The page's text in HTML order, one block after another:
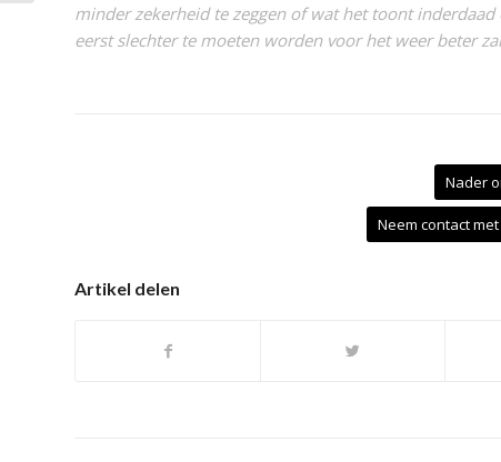
minder zekerheid te zeggen of wat het toont inderdaad
eerst slechter te moeten worden voor het weer beter
Nader
Neem contact
Artikel delen